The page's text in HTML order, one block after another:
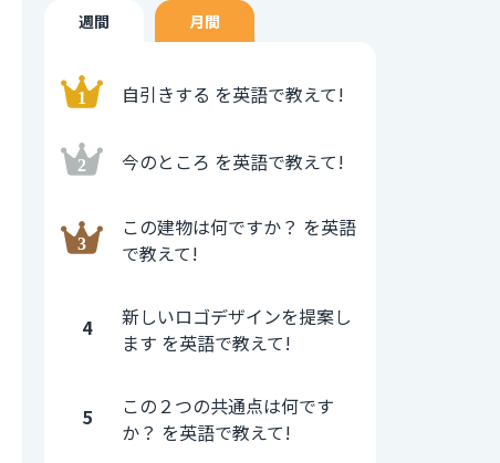
週間 月間
自引きする を英語で教えて!
今のところ を英語で教えて!
この建物は何ですか？ を英語
で教えて!
4
新しいロゴデザインを提案し
ます を英語で教えて!
5
この２つの共通点は何です
か？ を英語で教えて!